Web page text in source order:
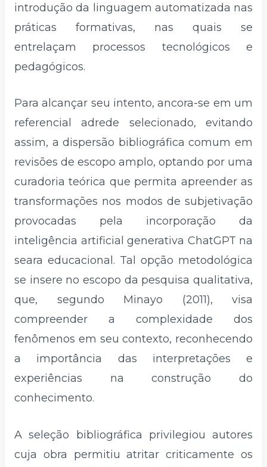
introdução da linguagem automatizada nas
práticas formativas, nas quais se
entrelaçam processos tecnológicos e
pedagógicos.
Para alcançar seu intento, ancora-se em um
referencial adrede selecionado, evitando
assim, a dispersão bibliográfica comum em
revisões de escopo amplo, optando por uma
curadoria teórica que permita apreender as
transformações nos modos de subjetivação
provocadas pela incorporação da
inteligência artificial generativa ChatGPT na
seara educacional. Tal opção metodológica
se insere no escopo da pesquisa qualitativa,
que, segundo Minayo (2011), visa
compreender a complexidade dos
fenômenos em seu contexto, reconhecendo
a importância das interpretações e
experiências na construção do
conhecimento.
A seleção bibliográfica privilegiou autores
cuja obra permitiu atritar criticamente os